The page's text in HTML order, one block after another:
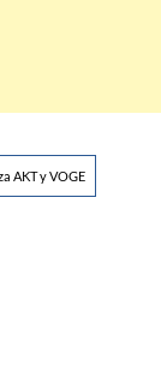
AKT y VOGE